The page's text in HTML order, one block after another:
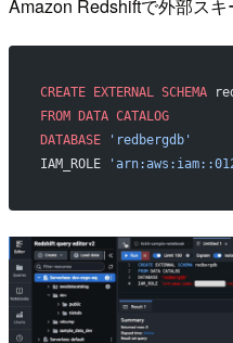
Amazon Redshiftで外部スキ
CREATE EXTERNAL SCHEMA
FROM DATA CATALOG
DATABASE 'redbergdb'
IAM_ROLE